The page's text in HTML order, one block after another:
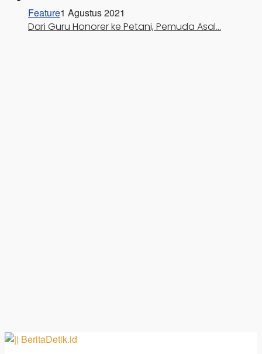
Feature1 Agustus 2021
Dari Guru Honorer ke Petani, Pemuda Asal…